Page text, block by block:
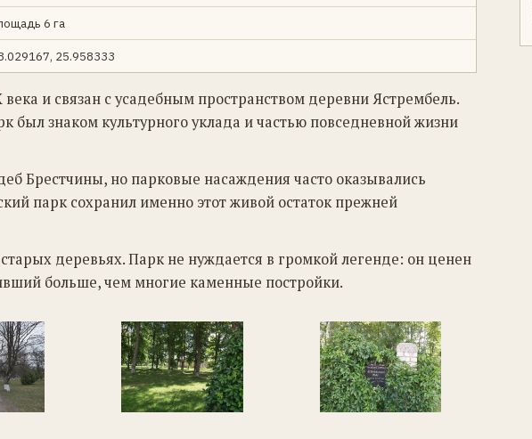
6 га
25.958333
и связан с усадебным пространством деревни Ястрембель.
был знаком культурного уклада и частью повседневной жизни
Брестчины, но парковые насаждения часто оказывались
парк сохранил именно этот живой остаток прежней
деревьях. Парк не нуждается в громкой легенде: он ценен
больше, чем многие каменные постройки.